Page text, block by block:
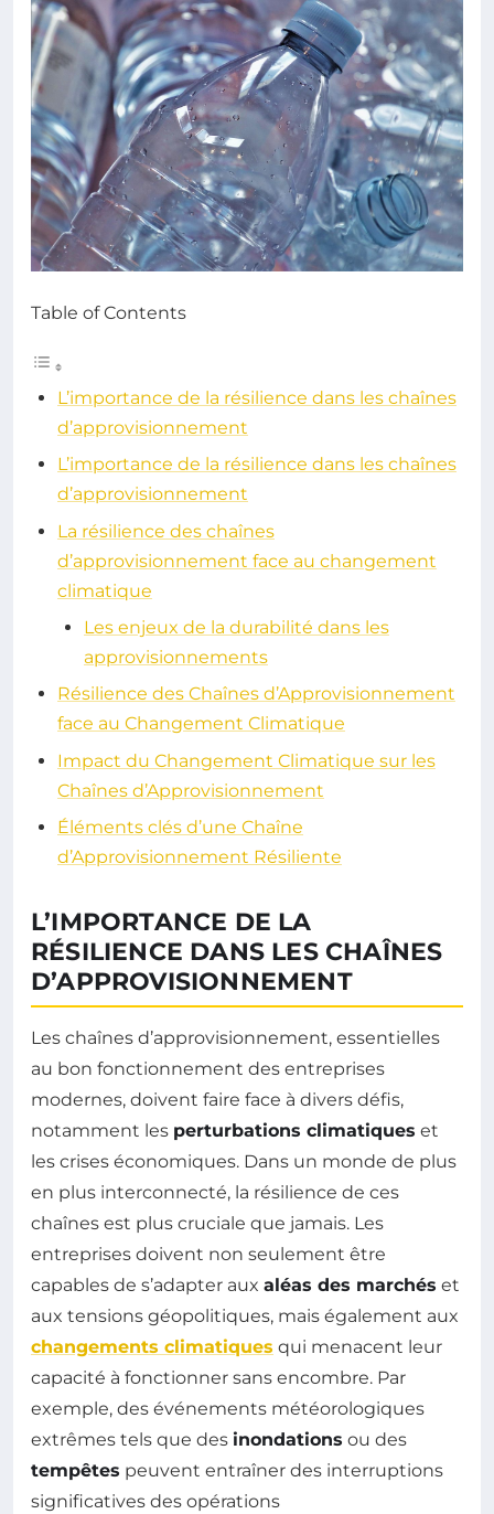
Table of Contents
L’importance de la résilience dans les chaînes
d’approvisionnement
L’importance de la résilience dans les chaînes
d’approvisionnement
La résilience des chaînes
d’approvisionnement face au changement
climatique
Les enjeux de la durabilité dans les
approvisionnements
Résilience des Chaînes d’Approvisionnement
face au Changement Climatique
Impact du Changement Climatique sur les
Chaînes d’Approvisionnement
Éléments clés d’une Chaîne
d’Approvisionnement Résiliente
L’IMPORTANCE DE LA
RÉSILIENCE DANS LES CHAÎNES
D’APPROVISIONNEMENT
Les chaînes d’approvisionnement, essentielles
au bon fonctionnement des entreprises
modernes, doivent faire face à divers défis,
notamment les perturbations climatiques et
les crises économiques. Dans un monde de plus
en plus interconnecté, la résilience de ces
chaînes est plus cruciale que jamais. Les
entreprises doivent non seulement être
capables de s’adapter aux aléas des marchés et
aux tensions géopolitiques, mais également aux
changements climatiques qui menacent leur
capacité à fonctionner sans encombre. Par
exemple, des événements météorologiques
extrêmes tels que des inondations ou des
tempêtes peuvent entraîner des interruptions
significatives des opérations